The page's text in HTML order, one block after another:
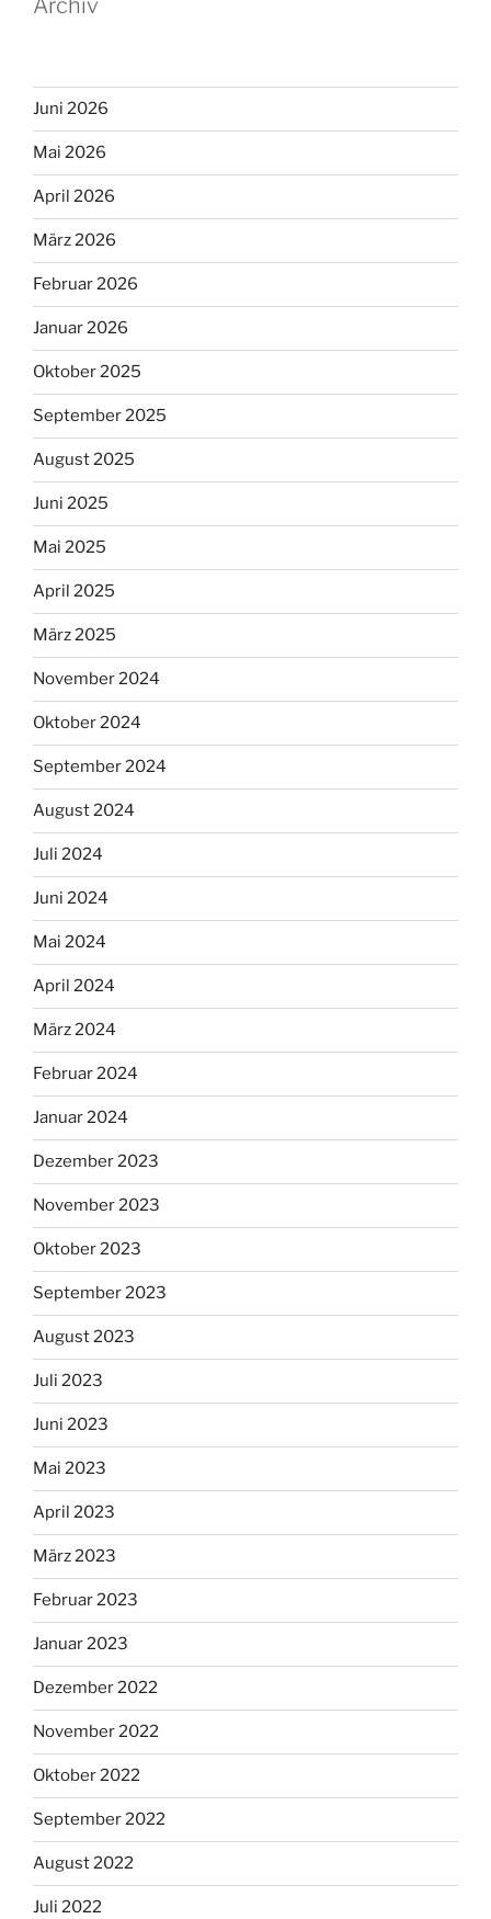
Juni 2026
Mai 2026
April 2026
März 2026
Februar 2026
Januar 2026
Oktober 2025
September 2025
August 2025
Juni 2025
Mai 2025
April 2025
März 2025
November 2024
Oktober 2024
September 2024
August 2024
Juli 2024
Juni 2024
Mai 2024
April 2024
März 2024
Februar 2024
Januar 2024
Dezember 2023
November 2023
Oktober 2023
September 2023
August 2023
Juli 2023
Juni 2023
Mai 2023
April 2023
März 2023
Februar 2023
Januar 2023
Dezember 2022
November 2022
Oktober 2022
September 2022
August 2022
Juli 2022